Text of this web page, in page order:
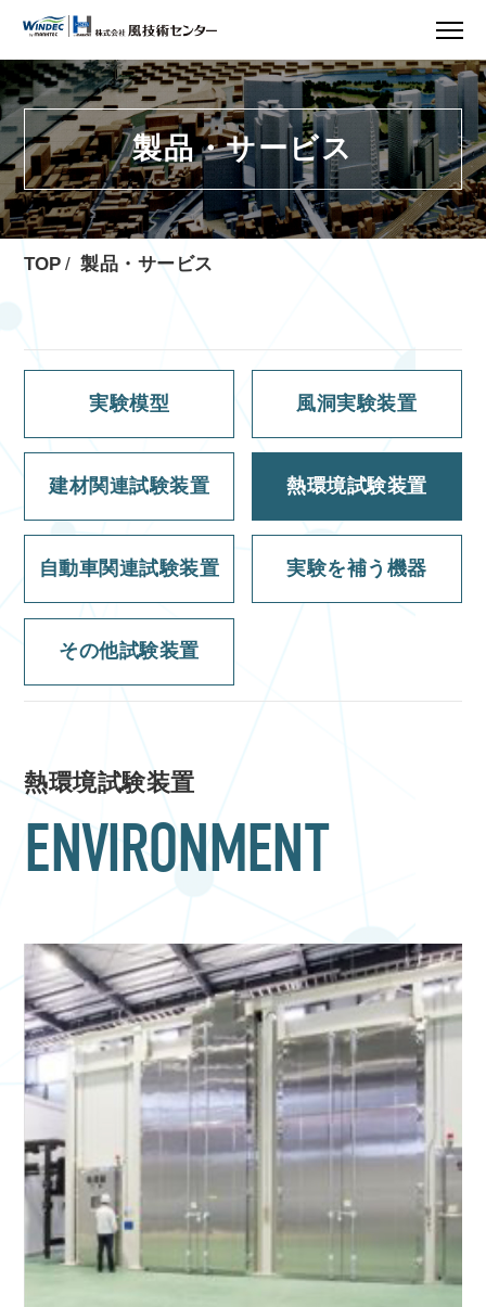
製品・サービス
TOP 製品・サービス
実験模型 風洞実験装置
建材関連試験装置 熱環境試験装置
自動車関連試験装置 実験を補う機器
その他試験装置
熱環境試験装置
ENVIRONMENT